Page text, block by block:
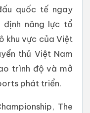
quốc tế ngay
định năng lực tổ
khu vực của Việt
thủ Việt Nam
trình độ và mở
phát triển.
The